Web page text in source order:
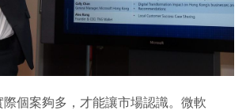
際個案夠多，才能讓市場認識。微軟